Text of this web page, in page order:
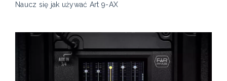
Naucz się jak używać Art 9-AX